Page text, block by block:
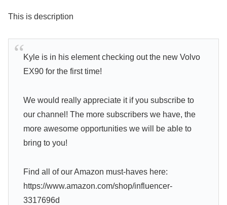
This is description
Kyle is in his element checking out the new Volvo
EX90 for the first time!
We would really appreciate it if you subscribe to
our channel! The more subscribers we have, the
more awesome opportunities we will be able to
bring to you!
Find all of our Amazon must-haves here:
https://www.amazon.com/shop/influencer-
3317696d